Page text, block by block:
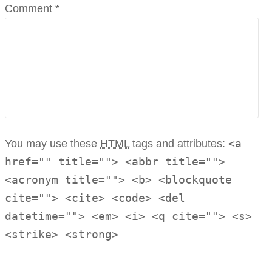
Comment *
You may use these HTMLtags and attributes: <a
href="" title=""> <abbr title="">
<acronym title=""> <b> <blockquote
cite=""> <cite> <code> <del
datetime=""> <em> <i> <q cite=""> <s>
<strike> <strong>